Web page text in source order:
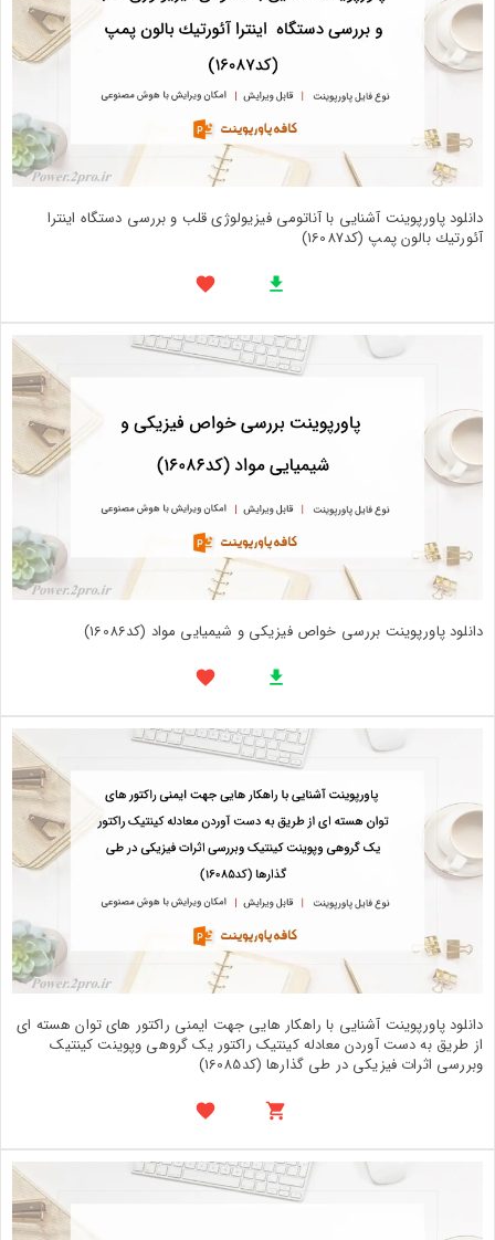
دانلود پاورپوینت آشنایی با آناتومی فیزیولوژی قلب و بررسی دستگاه اینترا
آئورتیك بالون پمپ (کد16087)
دانلود پاورپوینت بررسی خواص فیزیکی و شیمیایی مواد (کد16086)
دانلود پاورپوینت آشنایی با راهکار هایی جهت ایمنی راکتور های توان هسته ای
از طریق به دست آوردن معادله کینتیک راکتور یک گروهی وپوینت کینتیک
وبررسی اثرات فیزیکی در طی گذارها (کد16085)